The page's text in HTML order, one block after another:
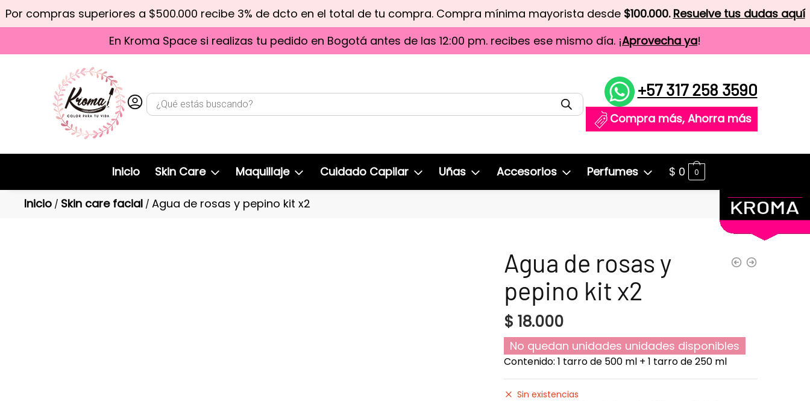
Por compras superiores a $500.000 recibe 3% de dcto en el total de tu compra. Compra mínima mayorista desde $100.000. Resuelve tus dudas aquí
En Kroma Space si realizas tu pedido en Bogotá antes de las 12:00 pm. recibes ese mismo día. ¡Aprovecha ya!
+57 317 258 3590
Compra más, Ahorra más
Inicio Skin Care Maquillaje Cuidado Capilar Uñas Accesorios Perfumes $ 0 0
Inicio / Skin care facial / Agua de rosas y pepino kit x2
Agua de rosas y
pepino kit x2
$ 18.000
No quedan unidades unidades disponibles
Contenido: 1 tarro de 500 ml + 1 tarro de 250 ml
Sin existencias